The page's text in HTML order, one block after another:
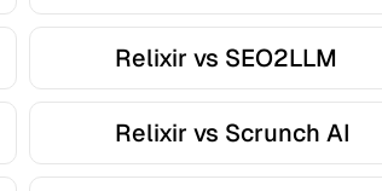
Relixir vs SEO2LLM
Relixir vs Scrunch AI